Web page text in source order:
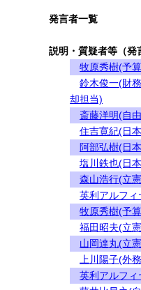
発言者一覧
説明・質疑者等（発
牧原秀樹(予
鈴木俊一(財
却担当)
斎藤洋明(自
住吉寛紀(日
阿部弘樹(日
塩川鉄也(日
森山浩行(立
英利アルフ
牧原秀樹(予
福田昭夫(立
山岡達丸(立
上川陽子(外
英利アルフ